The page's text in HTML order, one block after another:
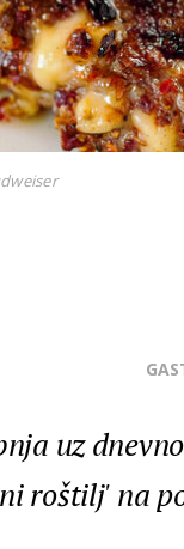
uz
roštilj' na